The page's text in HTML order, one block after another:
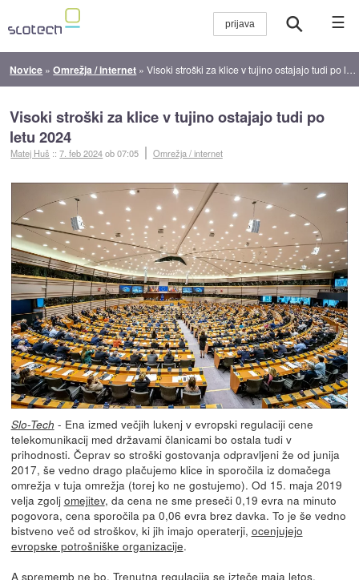
☰
Novice »Omrežja / internet »Visoki stroški za klice v tujino ostajajo tudi po letu 2024
Visoki stroški za klice v tujino ostajajo tudi po
letu 2024
Matej Huš ::7. feb 2024ob 07:05 Omrežja / internet
Slo-Tech - Ena izmed večjih lukenj v evropski regulaciji cene
telekomunikacij med državami članicami bo ostala tudi v
prihodnosti. Čeprav so stroški gostovanja odpravljeni že od junija
2017, še vedno drago plačujemo klice in sporočila iz domačega
omrežja v tuja omrežja (torej ko ne gostujemo). Od 15. maja 2019
velja zgolj omejitev, da cena ne sme preseči 0,19 evra na minuto
pogovora, cena sporočila pa 0,06 evra brez davka. To je še vedno
bistveno več od stroškov, ki jih imajo operaterji, ocenjujejo
evropske potrošniške organizacije.
A sprememb ne bo. Trenutna regulacija se izteče maja letos,